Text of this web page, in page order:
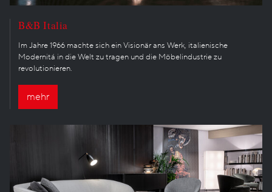
B&B Italia
Im Jahre 1966 machte sich ein Visionär ans Werk, italienische
Modernitá in die Welt zu tragen und die Möbelindustrie zu
revolutionieren.
mehr